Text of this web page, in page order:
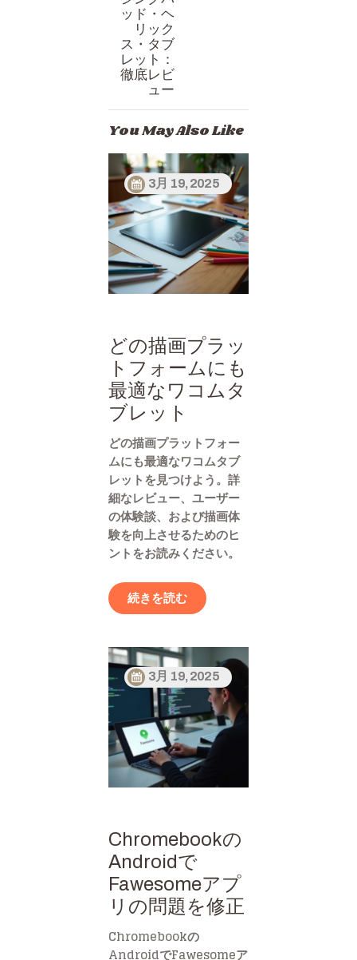
ンッド・ヘ
リック
ス・タブ
レット：
徹底レビ
ュー
You May Also Like
3月 19, 2025
どの描画プラッ
トフォームにも
最適なワコムタ
ブレット
どの描画プラットフォー
ムにも最適なワコムタブ
レットを見つけよう。詳
細なレビュー、ユーザー
の体験談、および描画体
験を向上させるためのヒ
ントをお読みください。
続きを読む
3月 19, 2025
Chromebookの
Androidで
Fawesomeアプ
リの問題を修正
Chromebookの
AndroidでFawesomeア